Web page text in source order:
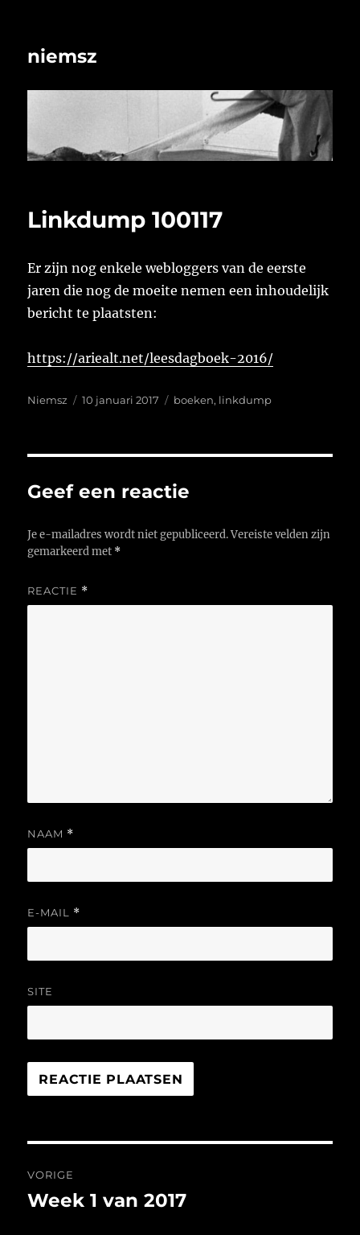
niemsz
Linkdump 100117
Er zijn nog enkele webloggers van de eerste
jaren die nog de moeite nemen een inhoudelijk
bericht te plaatsten:
https://ariealt.net/leesdagboek-2016/
Auteur
Niemsz
Geplaatst
10 januari 2017 Tags
boeken, linkdump
Geef een reactie
Je e-mailadres wordt niet gepubliceerd. Vereiste velden zijn
gemarkeerd met *
REACTIE *
NAAM *
E-MAIL *
SITE
navigatie
VORIGE
Vorig
Week 1 van 2017